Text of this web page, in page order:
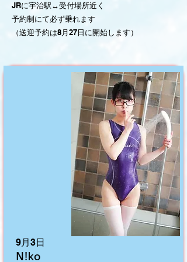
JRに宇治駅↔受付場所近く
​予約制にて必ず乗れます
（送迎予約は8月27日に開始します）
9月3日
N!ko